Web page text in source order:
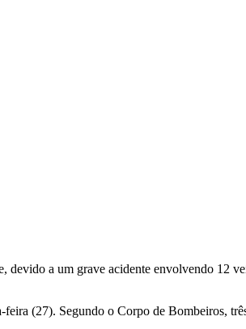
a um grave acidente envolvendo 12
(27). Segundo o Corpo de Bombeiros,